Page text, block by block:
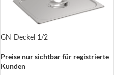
GN-Deckel 1/2
Preise nur sichtbar für registrierte
Kunden